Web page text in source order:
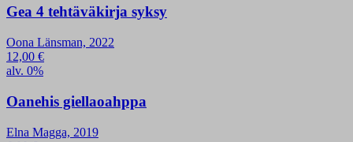
Gea 4 tehtäväkirja syksy
Oona Länsman, 2022
12,00 €
alv. 0%
Oanehis giellaoahppa
Elna Magga, 2019